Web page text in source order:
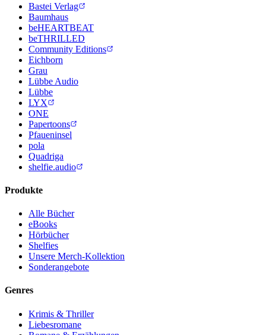
Bastei Verlag
Baumhaus
beHEARTBEAT
beTHRILLED
Community Editions
Eichborn
Grau
Lübbe Audio
Lübbe
LYX
ONE
Papertoons
Pfaueninsel
pola
Quadriga
shelfie.audio
Produkte
Alle Bücher
eBooks
Hörbücher
Shelfies
Unsere Merch-Kollektion
Sonderangebote
Genres
Krimis & Thriller
Liebesromane